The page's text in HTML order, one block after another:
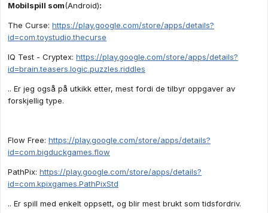
Mobilspill som(Android):
The Curse: https://play.google.com/store/apps/details?
id=com.toystudio.thecurse
IQ Test - Cryptex: https://play.google.com/store/apps/details?
id=brain.teasers.logic.puzzles.riddles
.. Er jeg også på utkikk etter, mest fordi de tilbyr oppgaver av
forskjellig type.
Flow Free: https://play.google.com/store/apps/details?
id=com.bigduckgames.flow
PathPix: https://play.google.com/store/apps/details?
id=com.kpixgames.PathPixStd
.. Er spill med enkelt oppsett, og blir mest brukt som tidsfordriv.